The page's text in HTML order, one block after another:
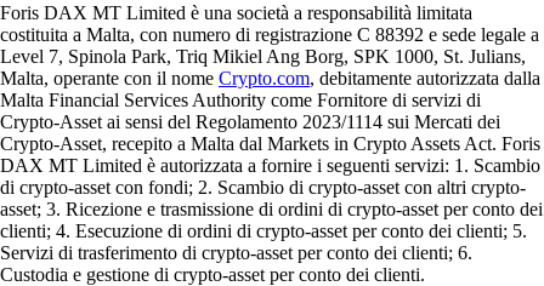
Foris DAX MT Limited è una società a responsabilità limitata
costituita a Malta, con numero di registrazione C 88392 e sede legale a
Level 7, Spinola Park, Triq Mikiel Ang Borg, SPK 1000, St. Julians,
Malta, operante con il nome Crypto.com, debitamente autorizzata dalla
Malta Financial Services Authority come Fornitore di servizi di
Crypto-Asset ai sensi del Regolamento 2023/1114 sui Mercati dei
Crypto-Asset, recepito a Malta dal Markets in Crypto Assets Act. Foris
DAX MT Limited è autorizzata a fornire i seguenti servizi: 1. Scambio
di crypto-asset con fondi; 2. Scambio di crypto-asset con altri crypto-
asset; 3. Ricezione e trasmissione di ordini di crypto-asset per conto dei
clienti; 4. Esecuzione di ordini di crypto-asset per conto dei clienti; 5.
Servizi di trasferimento di crypto-asset per conto dei clienti; 6.
Custodia e gestione di crypto-asset per conto dei clienti.